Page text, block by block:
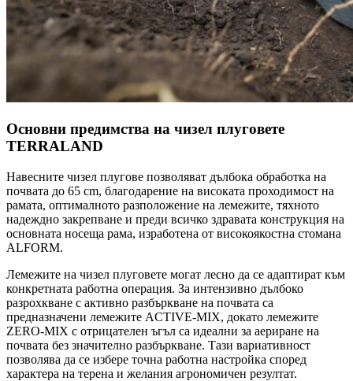
Основни предимства на чизел плуговете
TERRALAND
Навесните чизел плугове позволяват дълбока обработка на
почвата до 65 cm, благодарение на високата проходимост на
рамата, оптималното разположение на лемежите, тяхното
надеждно закрепване и преди всичко здравата конструкция на
основната носеща рама, изработена от високоякостна стомана
ALFORM.
Лемежите на чизел плуговете могат лесно да се адаптират към
конкретната работна операция. За интензивно дълбоко
разрохкване с активно разбъркване на почвата са
предназначени лемежите ACTIVE-MIX, докато лемежите
ZERO-MIX с отрицателен ъгъл са идеални за аериране на
почвата без значително разбъркване. Тази вариативност
позволява да се избере точна работна настройка според
характера на терена и желания агрономичен резултат.